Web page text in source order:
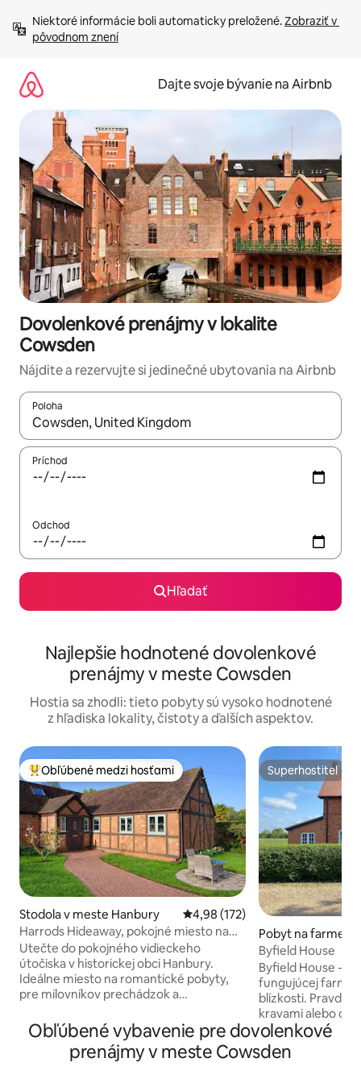
obsah.
Niektoré informácie boli automaticky preložené. Zobraziť v
pôvodnom znení
Dajte svoje bývanie na Airbnb
Dovolenkové prenájmy v lokalite
Cowsden
Nájdite a rezervujte si jedinečné ubytovania na Airbnb
Poloha
Keď budú výsledky k dispozícii, môžete si ich prechádzať
Príchod
Odchod
Hľadať
Najlepšie hodnotené dovolenkové
prenájmy v meste Cowsden
Hostia sa zhodli: tieto pobyty sú vysoko hodnotené
z hľadiska lokality, čistoty a ďalších aspektov.
Najobľúbenejšie medzi hosťami
Obľúbené medzi hosťami
Stodola v meste Hanbury Priemerné ohodnotenie 4,98 z
4,98 (172)
Harrods Hideaway, pokojné miesto na
vidieku
Utečte do pokojného vidieckeho
útočiska v historickej obci Hanbury.
Ideálne miesto na romantické pobyty,
pre milovníkov prechádzok a
Vychutnajte si krásne výhľady, pokojný
vonkajší priestor, čerstvé vajcia od našich
sliepok a kilometre vidieckych
Superhostiteľ
Superhostiteľ
Pobyt na farme v
vin
Byfield House
Byfield House -
fungujúcej farme,
blízkosti.
kravami alebo
záhradným plotom. Nachádza
vidieku
dobovými
Obľúbené vybavenie pre dovolenkové
prenájmy v meste Cowsden